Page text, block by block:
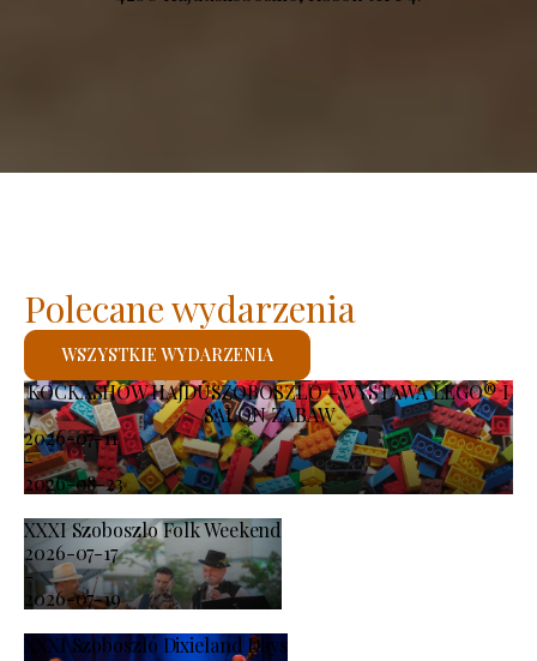
KOCKASHOW HAJDÚSZOBOSZLÓ – WYSTAWA LEGO® I
SALON ZABAW
2026-07-11
-
2026-08-23
XXXI Szoboszlo Folk Weekend
2026-07-17
-
2026-07-19
XXXI Szoboszló Dixieland Days
Polecane wydarzenia
WSZYSTKIE WYDARZENIA